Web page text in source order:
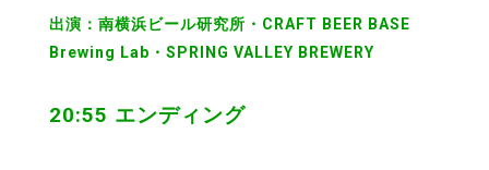
出演：南横浜ビール研究所・CRAFT BEER BASE
Brewing Lab・SPRING VALLEY BREWERY
20:55 エンディング